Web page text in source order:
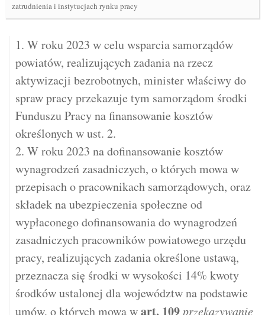
zatrudnienia i instytucjach rynku pracy
1. W roku 2023 w celu wsparcia samorządów
powiatów, realizujących zadania na rzecz
aktywizacji bezrobotnych, minister właściwy do
spraw pracy przekazuje tym samorządom środki
Funduszu Pracy na finansowanie kosztów
określonych w ust. 2.
2. W roku 2023 na dofinansowanie kosztów
wynagrodzeń zasadniczych, o których mowa w
przepisach o pracownikach samorządowych, oraz
składek na ubezpieczenia społeczne od
wypłaconego dofinansowania do wynagrodzeń
zasadniczych pracowników powiatowego urzędu
pracy, realizujących zadania określone ustawą,
przeznacza się środki w wysokości 14% kwoty
środków ustalonej dla województw na podstawie
umów, o których mowa wart. 109 przekazywanie